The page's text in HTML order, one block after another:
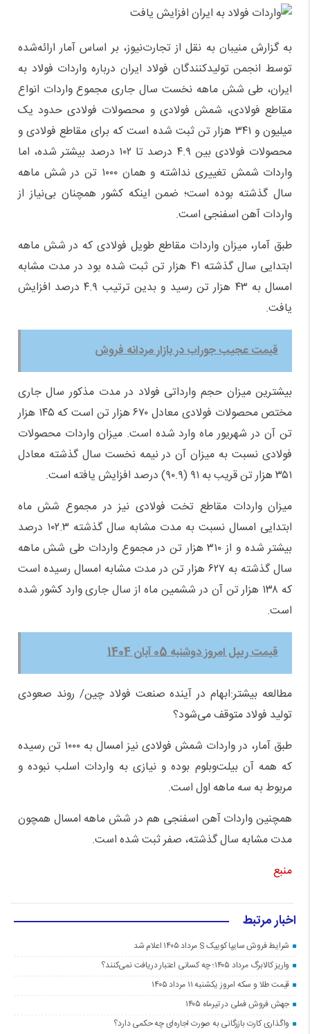
به گزارش منیبان به نقل از تجارت‌نیوز، بر اساس آمار ارائه‌شده
توسط انجمن تولیدکنندگان فولاد ایران درباره واردات فولاد به
ایران، طی شش ماهه نخست سال جاری مجموع واردات انواع
مقاطع فولادی، شمش فولادی و محصولات فولادی حدود یک
میلیون و ۳۴۱ هزار تن ثبت شده است که برای مقاطع فولادی و
محصولات فولادی بین ۴.۹ درصد تا ۱۰۲ درصد بیشتر شده، اما
واردات شمش تغییری نداشته و همان ۱۰۰۰ تن در شش ماهه
سال گذشته بوده است؛ ضمن اینکه کشور همچنان بی‌نیاز از
واردات آهن اسفنجی است.
طبق آمار، میزان واردات مقاطع طویل فولادی که در شش ماهه
ابتدایی سال گذشته ۴۱ هزار تن ثبت شده بود در مدت مشابه
امسال به ۴۳ هزار تن رسید و بدین ترتیب ۴.۹ درصد افزایش
یافت.
قیمت عجیب جوراب در بازار مردانه فروش
بیشترین میزان حجم وارداتی فولاد در مدت مذکور سال جاری
مختص محصولات فولادی معادل ۶۷۰ هزار تن است که ۱۴۵ هزار
تن آن در شهریور ماه وارد شده است. میزان واردات محصولات
فولادی نسبت به میزان آن در نیمه نخست سال گذشته معادل
۳۵۱ هزار تن قریب به ۹۱ (۹۰.۹) درصد افزایش یافته است.
میزان واردات مقاطع تخت فولادی نیز در مجموع شش ماه
ابتدایی امسال نسبت به مدت مشابه سال گذشته ۱۰۲.۳ درصد
بیشتر شده و از ۳۱۰ هزار تن در مجموع واردات طی شش ماهه
سال گذشته به ۶۲۷ هزار تن در مدت مشابه امسال رسیده است
که ۱۳۸ هزار تن آن در ششمین ماه از سال جاری وارد کشور شده
است.
قیمت ریپل امروز دوشنبه 05 آبان 1404
مطالعه بیشتر:ابهام در آینده صنعت فولاد چین/ روند صعودی
تولید فولاد متوقف می‌شود؟
طبق آمار، در واردات شمش فولادی نیز امسال به ۱۰۰۰ تن رسیده
که همه آن بیلت‌وبلوم بوده و نیازی به واردات اسلب نبوده و
مربوط به سه ماهه اول است.
همچنین واردات آهن اسفنجی هم در شش ماهه امسال همچون
مدت مشابه سال گذشته، صفر ثبت شده است.
منبع
اخبار مرتبط
شرایط فروش سایپا کوییک S مرداد ۱۴۰۵ اعلام شد
واریز کالابرگ مرداد ۱۴۰۵؛ چه کسانی اعتبار دریافت نمی‌کنند؟
قیمت طلا و سکه امروز یکشنبه ۱۱ مرداد ۱۴۰۵
جهش فروش فملی در تیرماه ۱۴۰۵
واگذاری کارت بازرگانی به صورت اجاره‌ای چه حکمی دارد؟